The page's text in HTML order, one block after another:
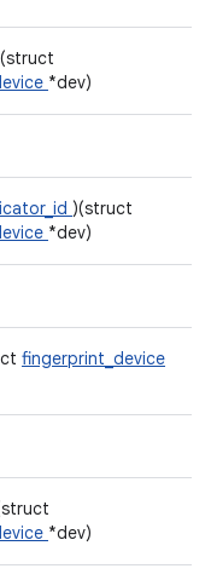
*dev)
)(struct
*dev)
fingerprint_device
*dev)